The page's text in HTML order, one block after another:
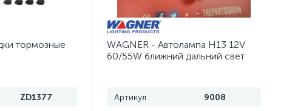
Лампа, лампочка Dodge Caliber
тормозные
ZD1377
WAGNER - Автолампа H13 12V
60/55W ближний дальний свет
Артикул 9008